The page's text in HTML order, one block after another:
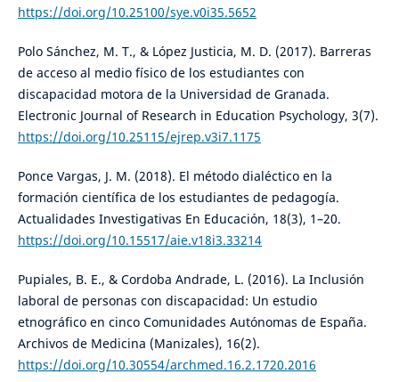
https://doi.org/10.25100/sye.v0i35.5652
Polo Sánchez, M. T., & López Justicia, M. D. (2017). Barreras
de acceso al medio físico de los estudiantes con
discapacidad motora de la Universidad de Granada.
Electronic Journal of Research in Education Psychology, 3(7).
https://doi.org/10.25115/ejrep.v3i7.1175
Ponce Vargas, J. M. (2018). El método dialéctico en la
formación científica de los estudiantes de pedagogía.
Actualidades Investigativas En Educación, 18(3), 1–20.
https://doi.org/10.15517/aie.v18i3.33214
Pupiales, B. E., & Cordoba Andrade, L. (2016). La Inclusión
laboral de personas con discapacidad: Un estudio
etnográfico en cinco Comunidades Autónomas de España.
Archivos de Medicina (Manizales), 16(2).
https://doi.org/10.30554/archmed.16.2.1720.2016